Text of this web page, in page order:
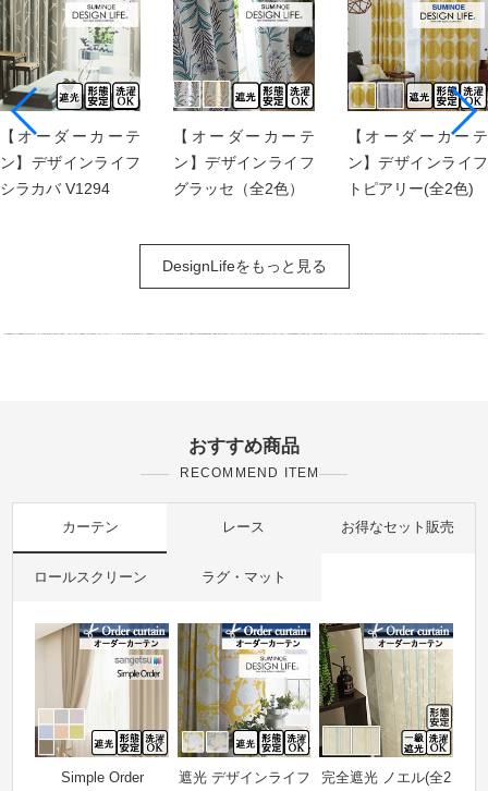
【オーダーカーテ
ン】デザインライフ
シラカバ V1294
【オーダーカーテ
ン】デザインライフ
グラッセ（全2色）
【オーダーカーテ
ン】デザインライフ
トピアリー(全2色)
DesignLifeをもっと見る
おすすめ商品
RECOMMEND ITEM
カーテン レース お得なセット販売
ロールスクリーン ラグ・マット
Simple Order
遮光 デザインライフ
完全遮光 ノエル(全2